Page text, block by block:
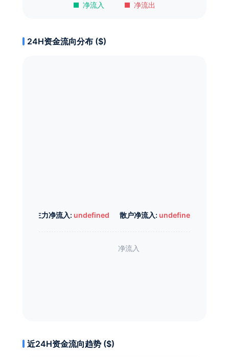
净流入 净流出
24H资金流向分布 ($)
主力净流入: undefined 散户净流入: undefined
近24H资金流向趋势 ($)